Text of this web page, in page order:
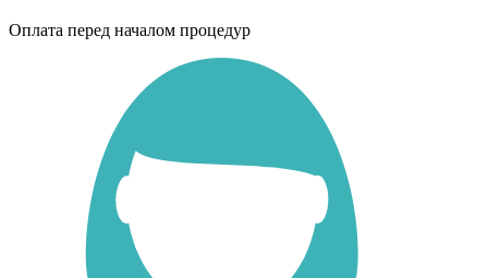
Оплата перед началом процедур